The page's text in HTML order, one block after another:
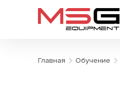
Главная Обучение